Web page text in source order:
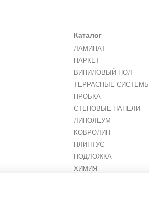
Каталог
ЛАМИНАТ
ПАРКЕТ
ВИНИЛОВЫЙ ПОЛ
ТЕРРАСНЫЕ СИСТЕМЫ
ПРОБКА
СТЕНОВЫЕ ПАНЕЛИ
ЛИНОЛЕУМ
КОВРОЛИН
ПЛИНТУС
ПОДЛОЖКА
ХИМИЯ